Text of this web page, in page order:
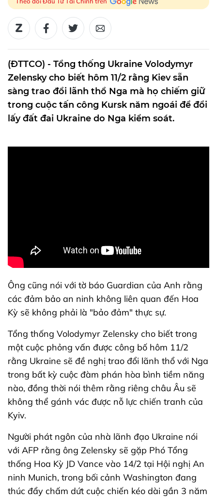
(ĐTTCO) - Tổng thống Ukraine Volodymyr
Zelensky cho biết hôm 11/2 rằng Kiev sẵn
sàng trao đổi lãnh thổ Nga mà họ chiếm giữ
trong cuộc tấn công Kursk năm ngoái để đổi
lấy đất đai Ukraine do Nga kiểm soát.
Ông cũng nói với tờ báo Guardian của Anh rằng
các đảm bảo an ninh không liên quan đến Hoa
Kỳ sẽ không phải là "bảo đảm" thực sự.
Tổng thống Volodymyr Zelensky cho biết trong
một cuộc phỏng vấn được công bố hôm 11/2
rằng Ukraine sẽ đề nghị trao đổi lãnh thổ với Nga
trong bất kỳ cuộc đàm phán hòa bình tiềm năng
nào, đồng thời nói thêm rằng riêng châu Âu sẽ
không thể gánh vác được nỗ lực chiến tranh của
Kyiv.
Người phát ngôn của nhà lãnh đạo Ukraine nói
với AFP rằng ông Zelensky sẽ gặp Phó Tổng
thống Hoa Kỳ JD Vance vào 14/2 tại Hội nghị An
ninh Munich, trong bối cảnh Washington đang
thúc đẩy chấm dứt cuộc chiến kéo dài gần 3 năm